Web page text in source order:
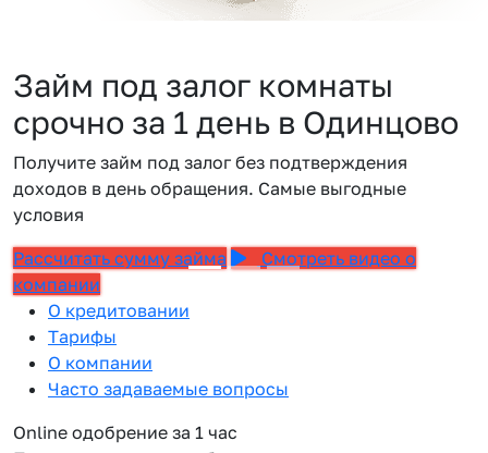
Займ под залог комнаты
срочно за 1 день в Одинцово
Получите займ под залог без подтверждения
доходов в день обращения. Самые выгодные
условия
Рассчитать сумму займа
Смотреть видео о
компании
О кредитовании
Тарифы
О компании
Часто задаваемые вопросы
Online одобрение за 1 час